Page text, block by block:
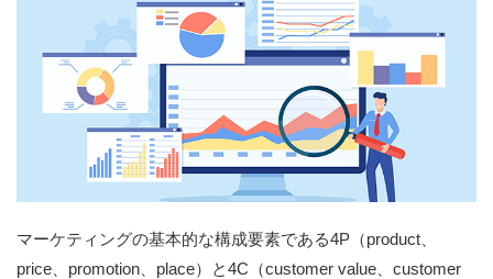
マーケティングの基本的な構成要素である4P（product、
price、promotion、place）と4C（customer value、customer